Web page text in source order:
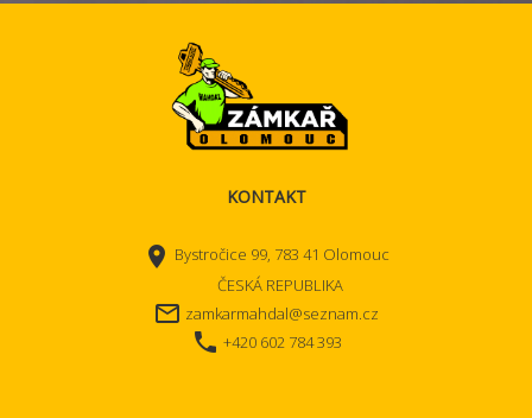
KONTAKT
place Bystročice 99, 783 41 Olomouc
ČESKÁ REPUBLIKA
mail_outline zamkarmahdal@seznam.cz
local_phone +420 602 784 393